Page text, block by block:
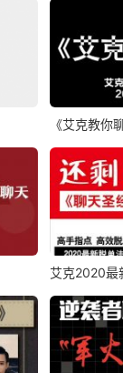
《艾克教你
艾克2020最